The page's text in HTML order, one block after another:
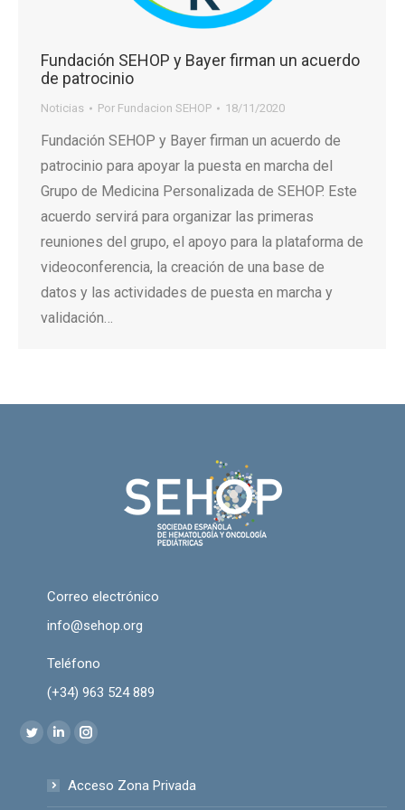
Fundación SEHOP y Bayer firman un acuerdo
de patrocinio
Noticias Por Fundacion SEHOP 18/11/2020
Fundación SEHOP y Bayer firman un acuerdo de
patrocinio para apoyar la puesta en marcha del
Grupo de Medicina Personalizada de SEHOP. Este
acuerdo servirá para organizar las primeras
reuniones del grupo, el apoyo para la plataforma de
videoconferencia, la creación de una base de
datos y las actividades de puesta en marcha y
validación…
Correo electrónico
info@sehop.org
Teléfono
(+34) 963 524 889
Encuéntranos en:
Twitter
opens
Linkedin
opens
Instagram
opens
Acceso Zona Privada